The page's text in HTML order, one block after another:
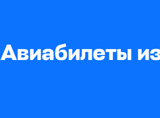
Авиабилеты